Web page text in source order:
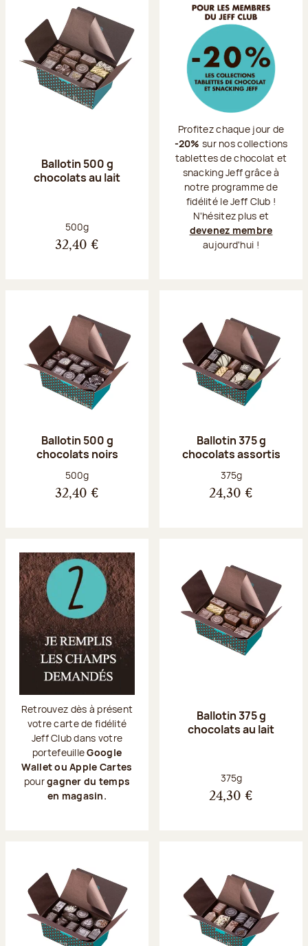
Ballotin 500 g
chocolats au lait
Poids net :
500g
32,40 €
Profitez chaque jour de
-20% sur nos collections
tablettes de chocolat et
snacking Jeff grâce à
notre programme de
fidélité le Jeff Club !
N'hésitez plus et
devenez membre
aujourd'hui !
Ballotin 500 g
chocolats noirs
Poids net :
500g
32,40 €
Ballotin 375 g
chocolats assortis
Poids net :
375g
24,30 €
Retrouvez dès à présent
votre carte de fidélité
Jeff Club dans votre
portefeuilleGoogle
Wallet ou Apple Cartes
pourgagner du temps
en magasin.
Ballotin 375 g
chocolats au lait
Poids net :
375g
24,30 €